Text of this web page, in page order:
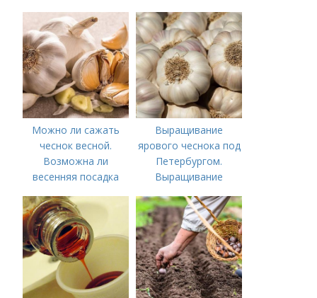
открытом грунте
Можно ли сажать
чеснок весной.
Возможна ли
весенняя посадка
лучше делать
Выращивание
ярового чеснока под
Петербургом.
Выращивание
важных моментов